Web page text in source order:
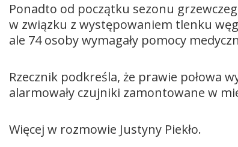
Ponadto od początku sezonu
w związku z występowaniem tlenku
ale 74 osoby wymagały pomocy
Rzecznik podkreśla, że prawie połowa
alarmowały czujniki zamontowane w
Więcej w rozmowie Justyny Piekło.